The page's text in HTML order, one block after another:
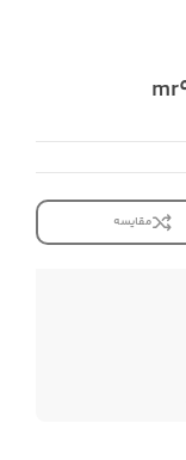
مقایسه